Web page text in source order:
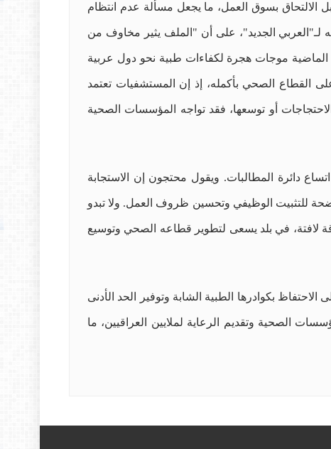
الالتحاق بسوق العمل، ما يجعل مسألة عدم انتظام
لـ"العربي الجديد"، على أن "الملف يثير مخاوف من
الماضية موجات هجرة لكفاءات طبية نحو دول عربية
القطاع الصحي بأكمله، إذ إن المستشفيات تعتمد
أو توسعها، فقد تواجه المؤسسات الصحية
دائرة المطالبات. ويقول محتجون إن الاستجابة
للتثبيت الوظيفي وتحسين ظروف العمل. ولا تبدو
لافتة، في بلد يسعى لتطوير قطاعه الصحي وتوسيع
بكوادرها الطبية الشابة وتوفير الحد الأدنى
الصحية وتقديم الرعاية لملايين العراقيين، ما